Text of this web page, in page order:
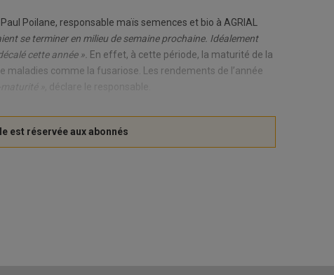
Poilane, responsable maïs semences et bio à AGRIAL
se terminer en milieu de semaine prochaine. Idéalement
cette année ». En effet, à cette période, la maturité de la
comme la fusariose. Les rendements de l’année
, déclare le responsable.